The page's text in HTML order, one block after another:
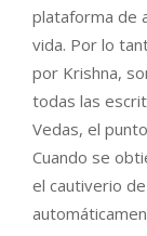
plataforma de
vida. Por lo
por Krishna,
todas las
Vedas, el
Cuando se
el cautiverio de